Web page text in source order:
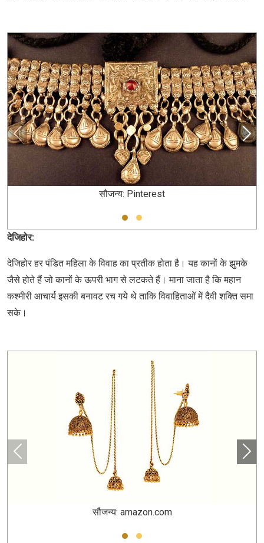
सौजन्य: Pinterest
देजिहोर:
देजिहोर हर पंडित महिला के विवाह का प्रतीक होता है। यह कानों के झुमके
जैसे होते हैं जो कानों के ऊपरी भाग से लटकते हैं। माना जाता है कि महान
कश्मीरी आचार्य इसकी बनावट रच गये थे ताकि विवाहिताओं में दैवी शक्ति समा
सके।
सौजन्य: amazon.com